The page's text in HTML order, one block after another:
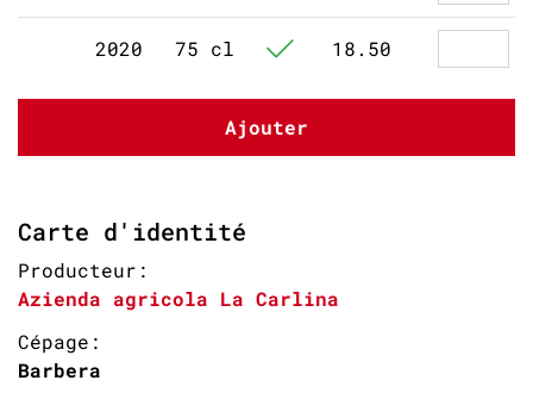
2020 75 cl 18.50
Ajouter
Carte d'identité
Producteur:
Azienda agricola La Carlina
Cépage:
Barbera